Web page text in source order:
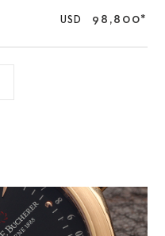
USD 98,800*